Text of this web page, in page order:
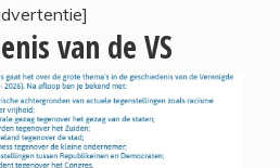
van de VS